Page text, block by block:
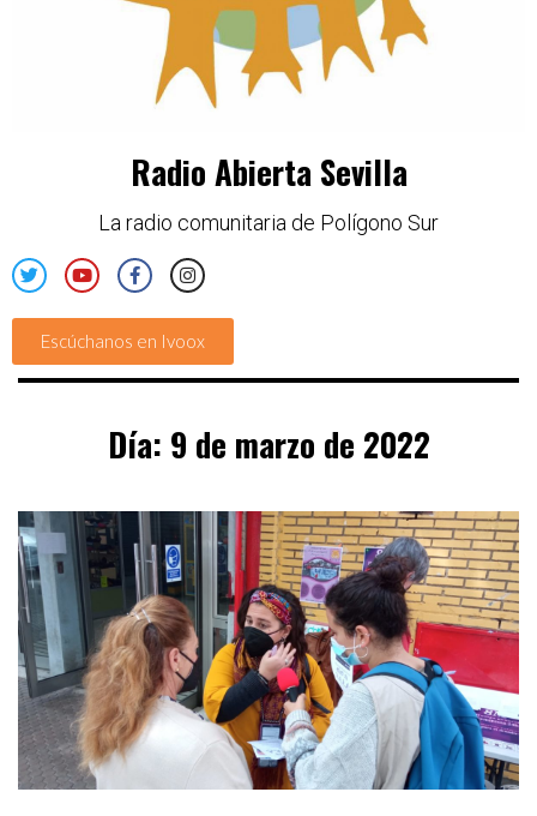
Radio Abierta Sevilla
La radio comunitaria de Polígono Sur
Escúchanos en Ivoox
Día: 9 de marzo de 2022